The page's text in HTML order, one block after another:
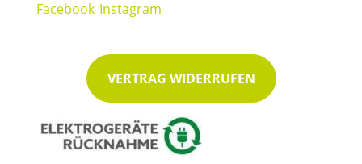
VERTRAG WIDERRUFEN